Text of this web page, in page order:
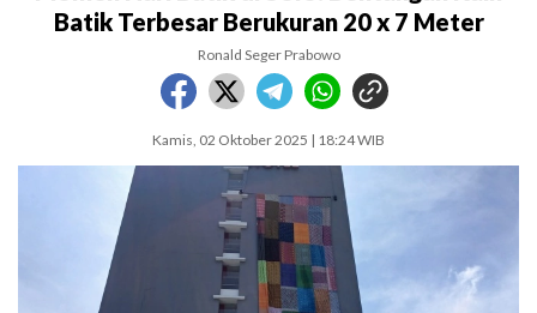
Batik Terbesar Berukuran 20 x 7 Meter
Ronald Seger Prabowo
Kamis, 02 Oktober 2025 | 18:24 WIB